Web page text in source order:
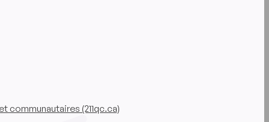
communautaires (211qc.ca)